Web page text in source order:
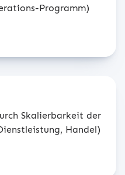
Programm)
Skalierbarkeit der
Handel)